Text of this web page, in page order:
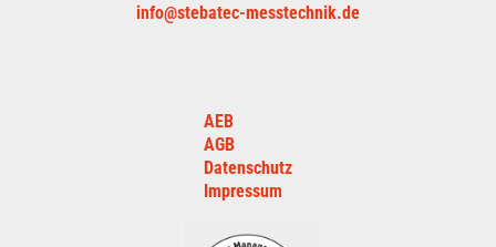
info@stebatec-messtechnik.de
AEB
AGB
Datenschutz
Impressum